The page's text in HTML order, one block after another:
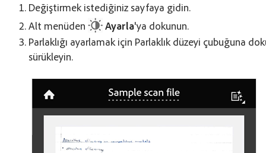
Değiştirmek istediğiniz sayfaya gidin.
Alt menüden
Ayarla'ya dokunun.
Parlaklığı ayarlamak için Parlaklık düzeyi çubuğuna
sürükleyin.